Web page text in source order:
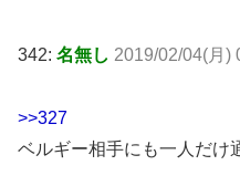
342: 名無し 2019/02/04(月)
>>327
ベルギー相手にも一人だけ